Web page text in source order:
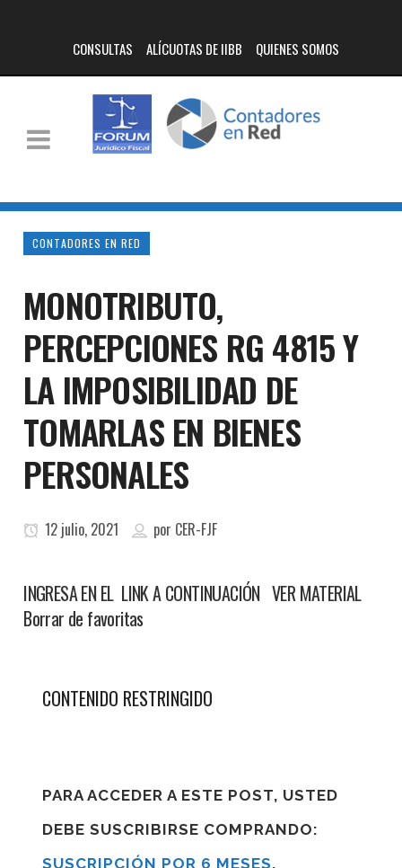
CONSULTAS ALÍCUOTAS DE IIBB QUIENES SOMOS
CONTADORES EN RED
MONOTRIBUTO,
PERCEPCIONES RG 4815 Y
LA IMPOSIBILIDAD DE
TOMARLAS EN BIENES
PERSONALES
12 julio, 2021 por CER-FJF
INGRESA EN EL LINK A CONTINUACIÓN VER MATERIAL
Borrar de favoritas
CONTENIDO RESTRINGIDO
PARA ACCEDER A ESTE POST, USTED
DEBE SUSCRIBIRSE COMPRANDO:
SUSCRIPCIÓN POR 6 MESES,